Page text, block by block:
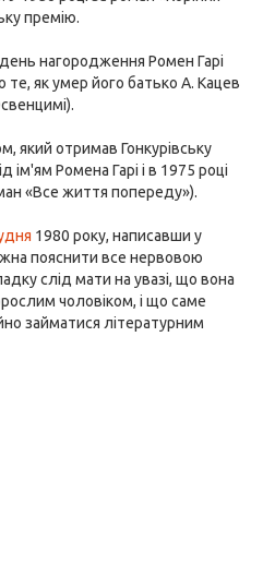
премію.
нагородження Ромен Гарі
як умер його батько А. Кацев
який отримав Гонкурівську
ім'ям Ромена Гарі і в 1975 році
«Все життя попереду»).
1980 року, написавши у
пояснити все нервовою
слід мати на увазі, що вона
чоловіком, і що саме
займатися літературним